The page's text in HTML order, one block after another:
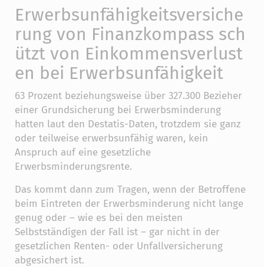
Erwerbsunfähigkeitsversiche
rung von Finanzkompass sch
ützt von Einkommensverlust
en bei Erwerbsunfähigkeit
63 Prozent beziehungsweise über 327.300 Bezieher
einer Grundsicherung bei Erwerbsminderung
hatten laut den Destatis-Daten, trotzdem sie ganz
oder teilweise erwerbsunfähig waren, kein
Anspruch auf eine gesetzliche
Erwerbsminderungsrente.
Das kommt dann zum Tragen, wenn der Betroffene
beim Eintreten der Erwerbsminderung nicht lange
genug oder – wie es bei den meisten
Selbstständigen der Fall ist – gar nicht in der
gesetzlichen Renten- oder Unfallversicherung
abgesichert ist.